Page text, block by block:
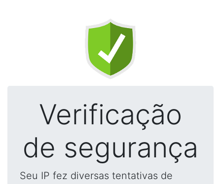
Verificação
de segurança
Seu IP fez diversas tentativas de